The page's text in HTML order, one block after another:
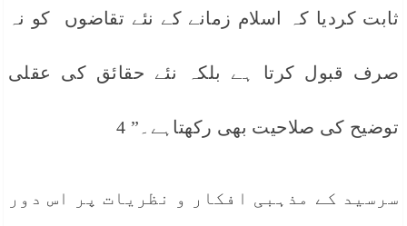
ثابت کردیا کہ اسلام زمانے کے نئے تقاضوں کو نہ
صرف قبول کرتا ہے بلکہ نئے حقائق کی عقلی
توضیح کی صلاحیت بھی رکھتاہے۔” 4
سرسید کے مذہبی افکار و نظریات پر اس دور